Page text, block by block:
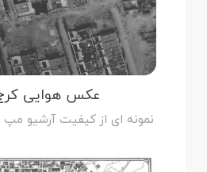
عکس هوایی کرج
نمونه ای از کیفیت آرشیو مپ